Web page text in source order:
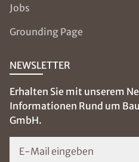
Jobs
Grounding Page
NEWSLETTER
Erhalten Sie mit unserem
Informationen Rund um
GmbH.
E-Mail eingeben